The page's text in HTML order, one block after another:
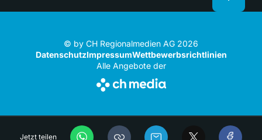
Jetzt teilen
© by CH Regionalmedien AG 2026
DatenschutzImpressumWettbewerbsrichtlinien
Alle Angebote der